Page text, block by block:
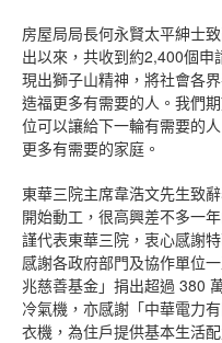
房屋局局長何永賢太平紳士
出以來，共收到約2,400個
現出獅子山精神，將社會各
造福更多有需要的人。我們
位可以讓給下一輪有需要的
更多有需要的家庭。
東華三院主席韋浩文先生致
開始動工，很高興差不多一
謹代表東華三院，衷心感謝
感謝各政府部門及協作單位
兆慈善基金」捐出超過 380
冷氣機，亦感謝「中華電力
衣機，為住戶提供基本生活配